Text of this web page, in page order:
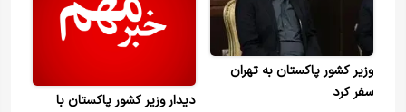
وزیر کشور پاکستان به تهران
سفر کرد
دیدار وزیر کشور پاکستان با